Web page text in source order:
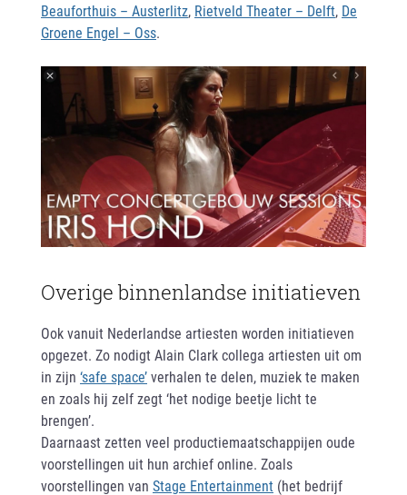
Beauforthuis – Austerlitz, Rietveld Theater – Delft, De
Groene Engel – Oss.
Overige binnenlandse initiatieven
Ook vanuit Nederlandse artiesten worden initiatieven
opgezet. Zo nodigt Alain Clark collega artiesten uit om
in zijn ‘safe space’verhalen te delen, muziek te maken
en zoals hij zelf zegt ‘het nodige beetje licht te
brengen’.
Daarnaast zetten veel productiemaatschappijen oude
voorstellingen uit hun archief online. Zoals
voorstellingen van Stage Entertainment (het bedrijf